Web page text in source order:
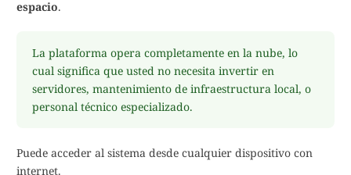
espacio.
La plataforma opera completamente en la nube, lo
cual significa que usted no necesita invertir en
servidores, mantenimiento de infraestructura local, o
personal técnico especializado.
Puede acceder al sistema desde cualquier dispositivo con
internet.